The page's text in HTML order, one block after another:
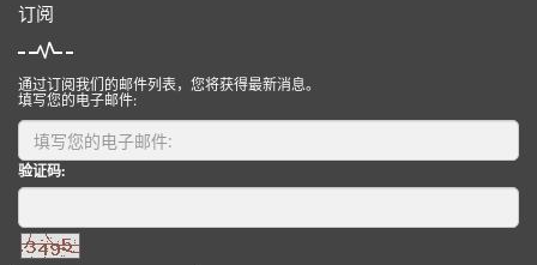
订阅
通过订阅我们的邮件列表，您将获得最新消息。
填写您的电子邮件:
验证码: